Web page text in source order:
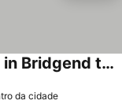
Modern & Cosy 1 bedroom flat in Bridgend town
da cidade